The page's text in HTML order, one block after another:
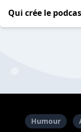
Qui crée le
Humour